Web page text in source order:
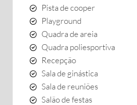
Pista de cooper
Playground
Quadra de areia
Quadra poliesportiva
Recepção
Sala de ginástica
Sala de reuniões
Salão de festas